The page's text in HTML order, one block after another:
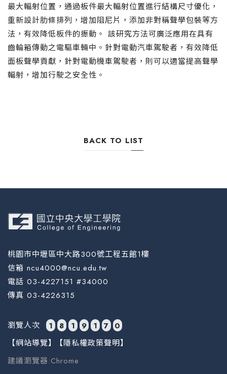
最大輻射位置，通過板件最大輻射位置進行結構尺寸優化，
重新設計肋條排列，增加阻尼片，添加非對稱聲學包裝等方
法，有效降低板件的振動。 該研究方法可廣泛應用在具有
齒輪箱傳動之電驅車輛中。針對電動汽車駕駛者，有效降低
面板聲學貢獻，針對電動機車駕駛者，則可以適當提高聲學
輻射，增加行駛之安全性。
BACK TO LIST
桃園市中壢區中大路300號工程五館1樓
信箱 ncu4000@ncu.edu.tw
電話 03-4227151 #34000
傳真 03-4226315
瀏覽人次 1 8 1 9 1 7 0
【網站導覽】
【隱私權政策聲明】
建議瀏覽器:Chrome